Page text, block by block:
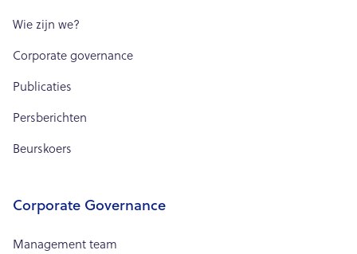
Wie zijn we?
Corporate governance
Publicaties
Persberichten
Beurskoers
Corporate Governance
Management team